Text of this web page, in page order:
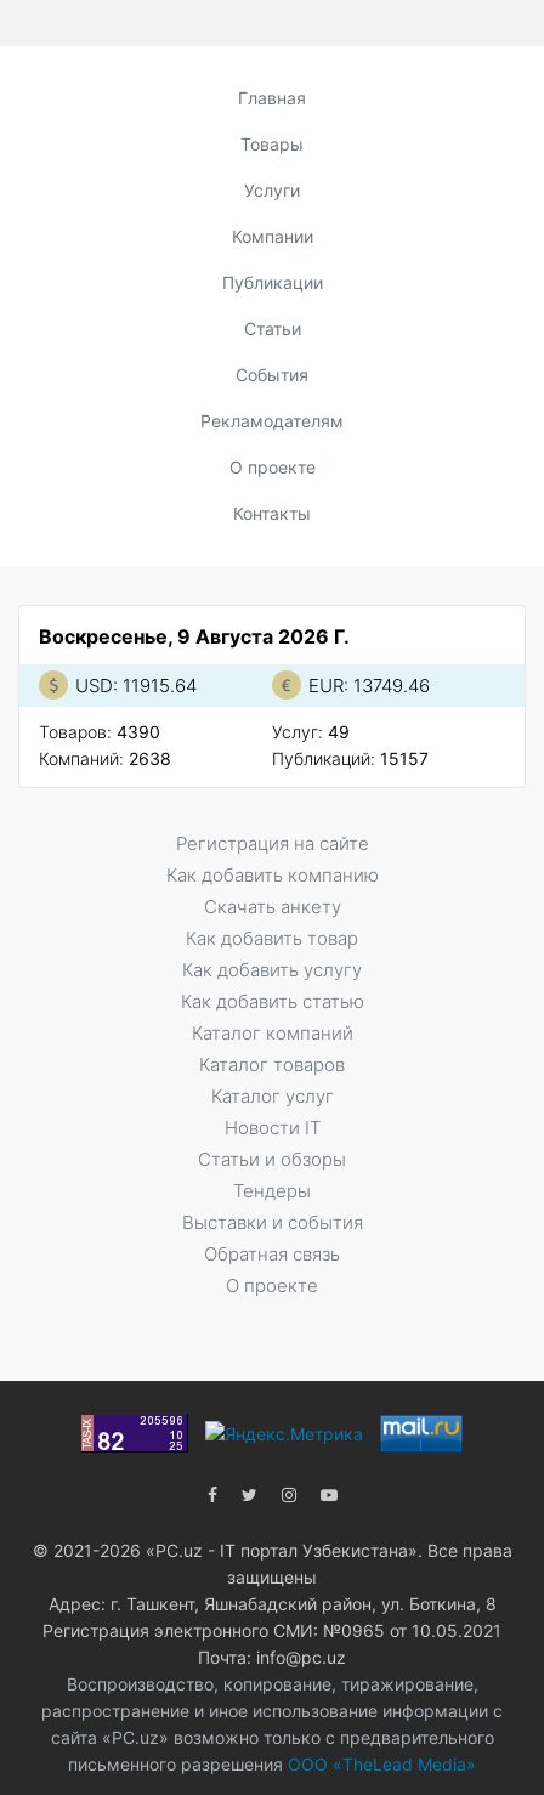
Главная
Товары
Услуги
Компании
Публикации
Статьи
События
Рекламодателям
О проекте
Контакты
Воскресенье, 9 Августа 2026 Г.
USD: 11915.64 EUR: 13749.46
Товаров: 4390
Компаний: 2638
Услуг: 49
Публикаций: 15157
Регистрация на сайте
Как добавить компанию
Скачать анкету
Как добавить товар
Как добавить услугу
Как добавить статью
Каталог компаний
Каталог товаров
Каталог услуг
Новости IT
Статьи и обзоры
Тендеры
Выставки и события
Обратная связь
О проекте
© 2021-2026 «PC.uz - IT портал Узбекистана». Все права
защищены
Адрес: г. Ташкент, Яшнабадский район, ул. Боткина, 8
Регистрация электронного СМИ: №0965 от 10.05.2021
Почта: info@pc.uz
Воспроизводство, копирование, тиражирование,
распространение и иное использование информации с
сайта «PC.uz» возможно только с предварительного
письменного разрешения ООО «TheLead Media»